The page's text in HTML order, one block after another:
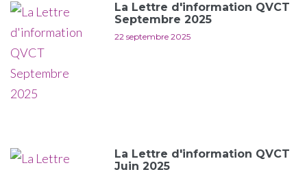
La Lettre d'information QVCT
Septembre 2025
22 septembre 2025
La Lettre d'information QVCT
Juin 2025